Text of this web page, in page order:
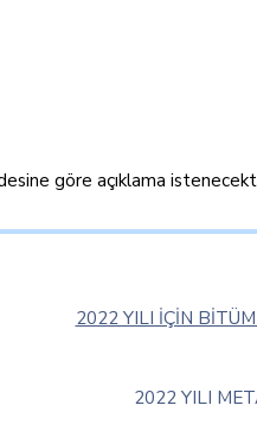
göre açıklama
2022 YILI İÇİN
2022 YILI